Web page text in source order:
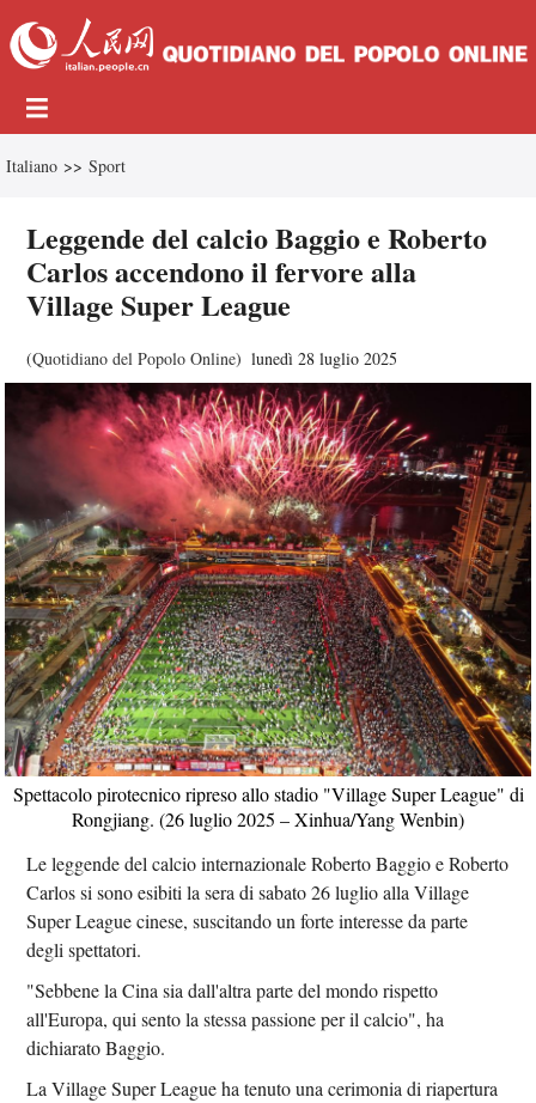
Italiano >> Sport
Leggende del calcio Baggio e Roberto
Carlos accendono il fervore alla
Village Super League
(Quotidiano del Popolo Online) lunedì 28 luglio 2025
Spettacolo pirotecnico ripreso allo stadio "Village Super League" di
Rongjiang. (26 luglio 2025 – Xinhua/Yang Wenbin)
Le leggende del calcio internazionale Roberto Baggio e Roberto
Carlos si sono esibiti la sera di sabato 26 luglio alla Village
Super League cinese, suscitando un forte interesse da parte
degli spettatori.
"Sebbene la Cina sia dall'altra parte del mondo rispetto
all'Europa, qui sento la stessa passione per il calcio", ha
dichiarato Baggio.
La Village Super League ha tenuto una cerimonia di riapertura